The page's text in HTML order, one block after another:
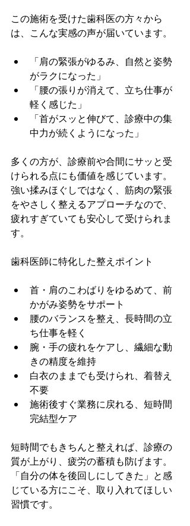
この施術を受けた歯科医の方々から
は、こんな実感の声が届いています。
「肩の緊張がゆるみ、自然と姿勢
がラクになった」
「腰の張りが消えて、立ち仕事が
軽く感じた」
「首がスッと伸びて、診療中の集
中力が続くようになった」
多くの方が、診療前や合間にサッと受
けられる点にも価値を感じています。
強い揉みほぐしではなく、筋肉の緊張
をやさしく整えるアプローチなので、
疲れすぎていても安心して受けられま
す。
歯科医師に特化した整えポイント
首・肩のこわばりをゆるめて、前
かがみ姿勢をサポート
腰のバランスを整え、長時間の立
ち仕事を軽く
腕・手の疲れをケアし、繊細な動
きの精度を維持
白衣のままでも受けられ、着替え
不要
施術後すぐ業務に戻れる、短時間
完結型ケア
短時間でもきちんと整えれば、診療の
質が上がり、疲労の蓄積も防げます。
「自分の体を後回しにしてきた」と感
じている方にこそ、取り入れてほしい
習慣です。